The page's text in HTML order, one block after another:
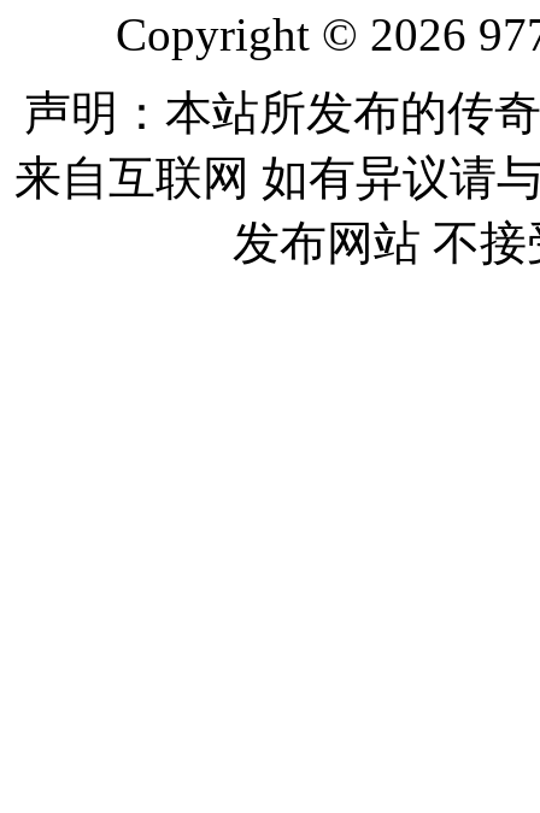
Copyright © 2026
声明：本站所发布的传
来自互联网 如有异议请
发布网站 不